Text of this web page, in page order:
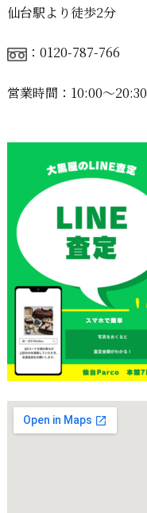
仙台駅より徒歩2分
：0120-787-766
営業時間：10:00〜20:30